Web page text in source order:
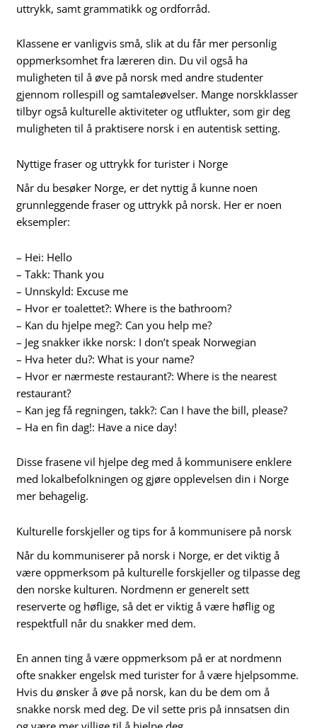
uttrykk, samt grammatikk og ordforråd.
Klassene er vanligvis små, slik at du får mer personlig
oppmerksomhet fra læreren din. Du vil også ha
muligheten til å øve på norsk med andre studenter
gjennom rollespill og samtaleøvelser. Mange norskklasser
tilbyr også kulturelle aktiviteter og utflukter, som gir deg
muligheten til å praktisere norsk i en autentisk setting.
Nyttige fraser og uttrykk for turister i Norge
Når du besøker Norge, er det nyttig å kunne noen
grunnleggende fraser og uttrykk på norsk. Her er noen
eksempler:
– Hei: Hello
– Takk: Thank you
– Unnskyld: Excuse me
– Hvor er toalettet?: Where is the bathroom?
– Kan du hjelpe meg?: Can you help me?
– Jeg snakker ikke norsk: I don’t speak Norwegian
– Hva heter du?: What is your name?
– Hvor er nærmeste restaurant?: Where is the nearest
restaurant?
– Kan jeg få regningen, takk?: Can I have the bill, please?
– Ha en fin dag!: Have a nice day!
Disse frasene vil hjelpe deg med å kommunisere enklere
med lokalbefolkningen og gjøre opplevelsen din i Norge
mer behagelig.
Kulturelle forskjeller og tips for å kommunisere på norsk
Når du kommuniserer på norsk i Norge, er det viktig å
være oppmerksom på kulturelle forskjeller og tilpasse deg
den norske kulturen. Nordmenn er generelt sett
reserverte og høflige, så det er viktig å være høflig og
respektfull når du snakker med dem.
En annen ting å være oppmerksom på er at nordmenn
ofte snakker engelsk med turister for å være hjelpsomme.
Hvis du ønsker å øve på norsk, kan du be dem om å
snakke norsk med deg. De vil sette pris på innsatsen din